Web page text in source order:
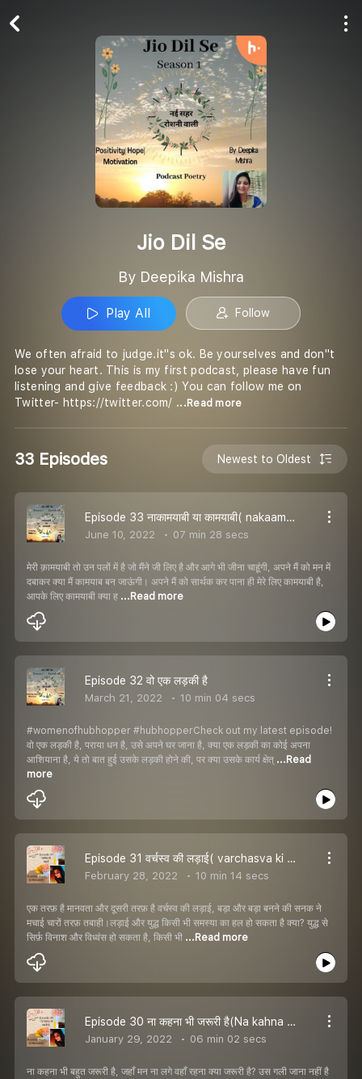
Jio Dil Se
By Deepika Mishra
Play All Follow
We often afraid to judge.it''s ok. Be yourselves and don''t
lose your heart. This is my first podcast, please have fun
listening and give feedback :) You can follow me on
Twitter- https://twitter.com/ ...Read more
33 Episodes Newest to Oldest
Episode 33 नाकामयाबी या कामयाबी( nakaamyabi ya kaamyabi)
June 10, 2022 07 min 28 secs
मेरी क़ामयाबी तो उन पलों में है जो मैंने जी लिए है और आगे भी जीना चाहूंगी, अपने मैं को मन में
दबाकर क्या मैं कामयाब बन जाऊंगी। अपने मैं को सार्थक कर पाना ही मेरे लिए कामयाबी है,
आपके लिए कामयाबी क्या ह ...Read more
Episode 32 वो एक लड़की है
March 21, 2022 10 min 04 secs
#womenofhubhopper #hubhopperCheck out my latest episode!
वो एक लड़की है, पराया धन है, उसे अपने घर जाना है, क्या एक लड़की का कोई अपना
आशियाना है, ये तो बात हुई उसके लड़की होने की, पर क्या उसके कार्य क्षेत् ...Read
more
Episode 31 वर्चस्व की लड़ाई( varchasva ki ladai)
February 28, 2022 10 min 14 secs
एक तरफ़ है मानवता और दूसरी तरफ़ है वर्चस्व की लड़ाई, बड़ा और बड़ा बनने की सनक ने
मचाई चारों तरफ़ तबाही।लड़ाई और युद्ध किसी भी समस्या का हल हो सकता है क्या? युद्ध से
सिर्फ़ विनाश और विध्वंस हो सकता है, किसी भी ...Read more
Episode 30 ना कहना भी जरूरी है(Na kahna bhi jaruri hai)
January 29, 2022 06 min 02 secs
ना कहना भी बहुत जरूरी है, जहाँ मन ना लगे वहाँ रहना क्या जरूरी है? उस गली जाना नहीं है